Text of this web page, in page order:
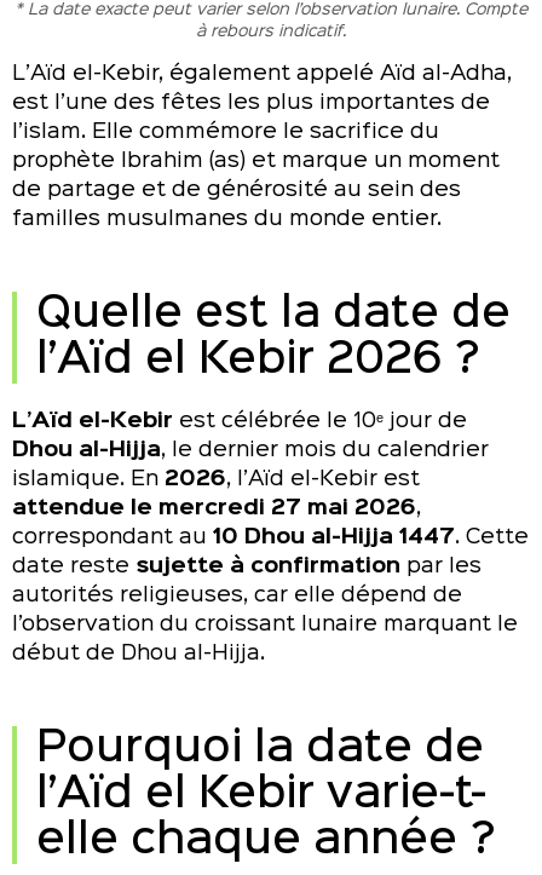
* La date exacte peut varier selon l’observation lunaire. Compte
à rebours indicatif.
L’Aïd el-Kebir, également appelé Aïd al-Adha,
est l’une des fêtes les plus importantes de
l’islam. Elle commémore le sacrifice du
prophète Ibrahim (as) et marque un moment
de partage et de générosité au sein des
familles musulmanes du monde entier.
Quelle est la date de
l’Aïd el Kebir 2026 ?
L’Aïd el-Kebir est célébrée le 10ᵉ jour de
Dhou al-Hijja, le dernier mois du calendrier
islamique. En 2026, l’Aïd el-Kebir est
attendue le mercredi 27 mai 2026,
correspondant au 10 Dhou al-Hijja 1447. Cette
date reste sujette à confirmation par les
autorités religieuses, car elle dépend de
l’observation du croissant lunaire marquant le
début de Dhou al-Hijja.
Pourquoi la date de
l’Aïd el Kebir varie-t-
elle chaque année ?